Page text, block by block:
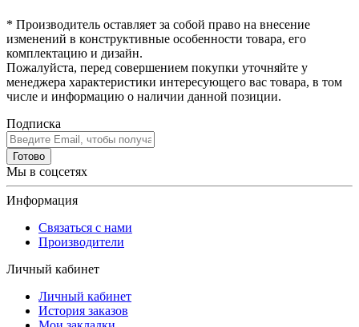
* Производитель оставляет за собой право на внесение
изменений в конструктивные особенности товара, его
комплектацию и дизайн.
Пожалуйста, перед совершением покупки уточняйте у
менеджера характеристики интересующего вас товара, в том
числе и информацию о наличии данной позиции.
Подписка
Готово
Мы в соцсетях
Информация
Связаться с нами
Производители
Личный кабинет
Личный кабинет
История заказов